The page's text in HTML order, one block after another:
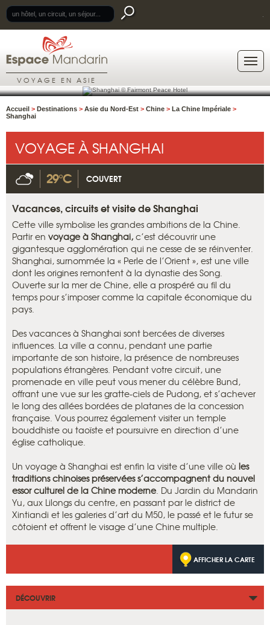
VOYAGE EN ASIE
Accueil > Destinations > Asie du Nord-Est > Chine > La Chine Impériale >
Shanghai
VOYAGE À SHANGHAI
29°C COUVERT
Vacances, circuits et visite de Shanghai
Cette ville symbolise les grandes ambitions de la Chine.
Partir en voyage à Shanghai, c’est découvrir une
gigantesque agglomération qui ne cesse de se réinventer.
Shanghai, surnommée la « Perle de l’Orient », est une ville
dont les origines remontent à la dynastie des Song.
Ouverte sur la mer de Chine, elle a prospéré au fil du
temps pour s’imposer comme la capitale économique du
pays.
Des vacances à Shanghai sont bercées de diverses
influences. La ville a connu, pendant une partie
importante de son histoire, la présence de nombreuses
populations étrangères. Pendant votre circuit, une
promenade en ville peut vous mener du célèbre Bund,
offrant une vue sur les gratte-ciels de Pudong, et s’achever
le long des allées bordées de platanes de la concession
française. Vous pourrez également visiter un temple
bouddhiste ou taoïste et poursuivre en direction d’une
église catholique.
Un voyage à Shanghai est enfin la visite d’une ville où les
traditions chinoises préservées s’accompagnent du nouvel
essor culturel de la Chine moderne. Du Jardin du Mandarin
Yu, aux Lilongs du centre, en passant par le district de
Xintiandi et les galeries d’art du M50, le passé et le futur se
côtoient et offrent le visage d’une Chine multiple.
AFFICHER LA CARTE
DÉCOUVRIR